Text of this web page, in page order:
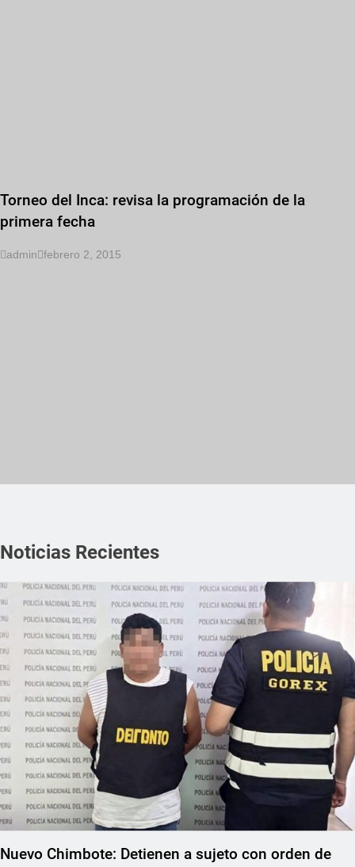
Torneo del Inca: revisa la programación de la
primera fecha
admin febrero 2, 2015
Noticias Recientes
Nuevo Chimbote: Detienen a sujeto con orden de